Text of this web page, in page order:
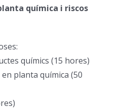
química i riscos
químics (15 hores)
planta química (50